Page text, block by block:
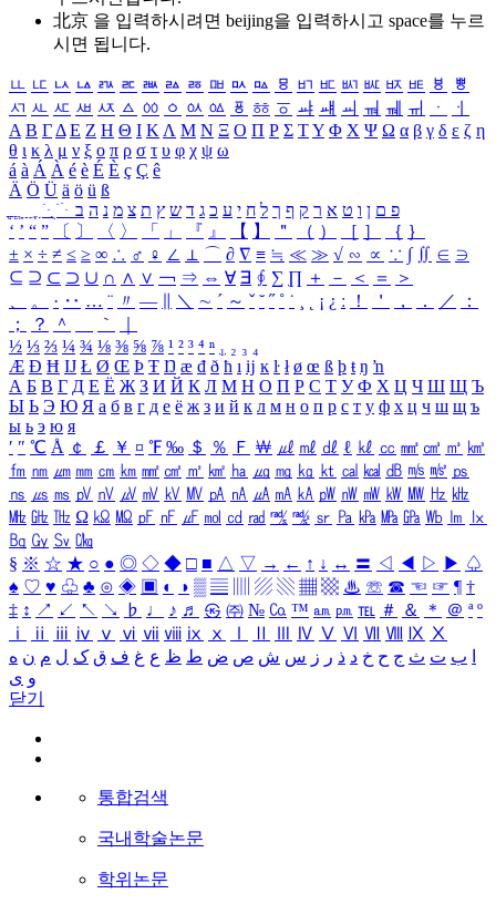
北京 을 입력하시려면 beijing을 입력하시고 space를 누르
시면 됩니다.
ㅥ ㅦ ㅧ ㅨ ㅩ ㅪ ㅫ ㅬ ㅭ ㅮ ㅯ ㅰ ㅱ ㅲ ㅳ ㅴ ㅵ ㅶ ㅷ ㅸ
ㅹ
ㅺ ㅻ ㅼ ㅽ ㅾ ㅿ ㆀ ㆁ ㆂ ㆃ ㆄ ㆅ ㆆ ㆇ ㆈ ㆉ ㆊ ㆋ ㆌ ㆍ
ㆎ
Α Β ΓΔ Ε Ζ Η Θ Ι ΚΛ Μ Ν Ξ Ο Π Ρ Σ ΤΥ Φ Χ Ψ Ω α β γ δ ε ζ η
θ ι κ λ μ ν ξ ο π ρ σ τ υ φ χ ψ ω
á à Á À é è É È ç Ç ê
Ä Ö Ü ä ö ü ß
ִֶֹ ֻּ ׁׂ פ ם ן ו ט א ר ק ף ך ל ח י ע כ ג ד ש ץ ת צ מ נ ה ב
‘ ’ “ ” 〔 〕 〈 〉 「 」 『 』 【 】 ＂ （ ） ［ ］ ｛ ｝
± × ÷ ≠ ≤ ≥ ∞ ∴ ♂ ♀ ∠ ⊥ ⌒ ∂ ∇ ≡ ≒ ≪ ≫ √ ∽ ∝ ∵ ∫ ∬ ∈ ∋
⊆ ⊇ ⊂ ⊃ ∪ ∩ ∧ ∨ ￢ ⇒ ⇔ ∀ ∃ ∮ ∑ ∏ ＋ － ＜ ＝
＞
、
。 · ‥ … ¨ 〃 ― ＼ ∼ ´ ～ ˇ ˘ ˝ ˚ ˙ ¸ ¡ ¿ ː ！ ＇ ， ． ／
：
；
？ ＾ ｀
½ ⅓ ⅔ ¼ ¾ ⅛ ⅜ ⅝ ⅞ ¹ ² ³ ⁴ ⁿ ₁ ₂ ₃ ₄
Æ Ð Ħ Ĳ Ł Ø Œ Þ Ŧ Ŋ æ đ ð ħ ı ĳ ĸ ŀ ł ø œ ß þ ŧ ŋ ŉ
А Б В Г Д Е Ё Ж З И Й К Л М Н О П Р С Т У Ф Х Ц Ч Ш Щ Ъ
Ы Ь Э Ю Я а б в г д е ё ж з и й к л м н о п р с т у ф х ц ч ш щ ъ
ы ь э ю я
′ ″ ℃ Å ￠ ￡ ￥ ¤ ℉ ‰ ＄ ％ Ｆ ￦ ㎕ ㎖ ㎗ ℓ ㎘ ㏄ ㎣ ㎤ ㎥ ㎦
㎙ ㎚ ㎛ ㎜ ㎝ ㎞ ㎟ ㎠ ㎡ ㎢ ㏊ ㎍ ㎎ ㎏ ㏏ ㎈ ㎉ ㏈ ㎧ ㎨ ㎰
㎱ ㎲ ㎳ ㎴ ㎵ ㎶ ㎷ ㎸ ㎹ ㎀ ㎁ ㎂ ㎃ ㎄ ㎺ ㎻ ㎽ ㎾ ㎿ ㎐ ㎑
㎒ ㎓ ㎔ Ω ㏀ ㏁ ㎊ ㎋ ㎌ ㏖ ㏅ ㎭ ㎮ ㎯ ㏛ ㎩ ㎪ ㎫ ㎬ ㏝ ㏐
㏓
㏃ ㏉ ㏜ ㏆
§ ※ ☆ ★ ○ ● ◎ ◇ ◆ □ ■ △ ▽ → ← ↑ ↓ ↔ 〓 ◁ ◀ ▷ ▶ ♤
♠ ♡ ♥ ♧ ♣ ⊙ ◈ ▣ ◐ ◑ ▒ ▤ ▨ ▧ ▦ ▩ ♨ ☏ ☎ ☜ ☞ ¶ †
‡ ↕ ↗ ↙ ↖ ↘ ♭ ♩ ♪ ♬ ㉿ ㈜ № ㏇ ™ ㏂ ㏘ ℡ ＃ ＆ ＊ ＠ ª º
ⅰ
ⅱ ⅲ ⅳ ⅴ ⅵ ⅶ ⅷ ⅸ ⅹ Ⅳ Ⅴ Ⅵ Ⅶ Ⅷ Ⅸ Ⅹ
ب ت ث ج ح خ د ذ ر ز س ش ص ض ط ظ ع غ ف ق ک ل م ن ه
و ی
닫기
통합검색
국내학술논문
학위논문